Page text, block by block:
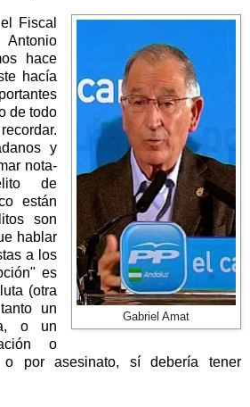
Gabriel Amat
Fiscal
hace
hacía
de todo
y
nota-
de
están
son
hablar
a los
es
(otra
un
o un
o
o por asesinato, sí debería tener